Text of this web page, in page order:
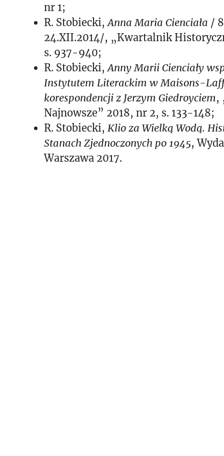
nr 1;
R. Stobiecki, Anna Maria Cienciała /
24.XII.2014/, „Kwartalnik
s. 937-940;
R. Stobiecki, Anny Marii Cienciały
Instytutem Literackim w Maisons-
korespondencji z Jerzym Giedroyciem,
Najnowsze” 2018, nr 2, s. 133-148;
R. Stobiecki, Klio za Wielką Wodą.
Stanach Zjednoczonych po 1945,
Warszawa 2017.